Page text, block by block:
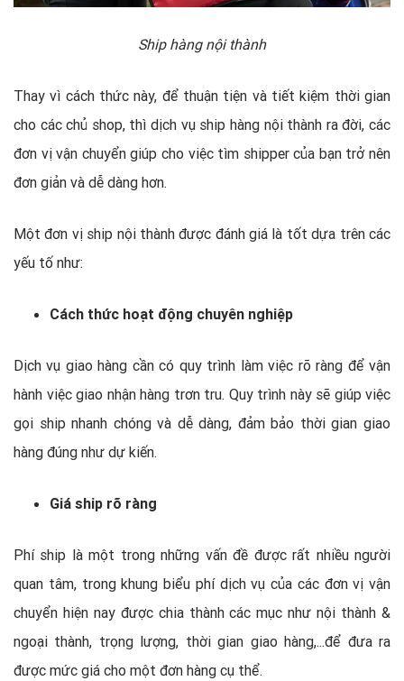
Ship hàng nội thành
Thay vì cách thức này, để thuận tiện và tiết kiệm thời gian
cho các chủ shop, thì dịch vụ ship hàng nội thành ra đời, các
đơn vị vận chuyển giúp cho việc tìm shipper của bạn trở nên
đơn giản và dễ dàng hơn.
Một đơn vị ship nội thành được đánh giá là tốt dựa trên các
yếu tố như:
Cách thức hoạt động chuyên nghiệp
Dịch vụ giao hàng cần có quy trình làm việc rõ ràng để vận
hành việc giao nhận hàng trơn tru. Quy trình này sẽ giúp việc
gọi ship nhanh chóng và dễ dàng, đảm bảo thời gian giao
hàng đúng như dự kiến.
Giá ship rõ ràng
Phí ship là một trong những vấn đề được rất nhiều người
quan tâm, trong khung biểu phí dịch vụ của các đơn vị vận
chuyển hiện nay được chia thành các mục như nội thành &
ngoại thành, trọng lượng, thời gian giao hàng,...để đưa ra
được mức giá cho một đơn hàng cụ thể.